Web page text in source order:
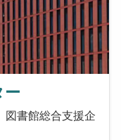
ー
書館総合支援企